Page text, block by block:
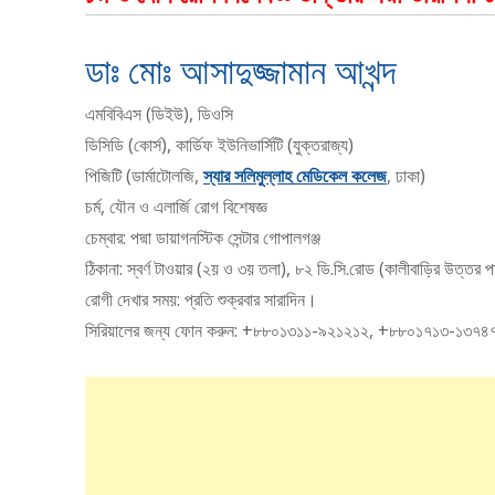
ডাঃ মোঃ আসাদুজ্জামান আখন্দ
এমবিবিএস (ডিইউ), ডিওসি
ডিসিডি (কোর্স), কার্ডিফ ইউনিভার্সিটি (যুক্তরাজ্য)
পিজিটি (ডার্মাটোলজি,স্যার সলিমুল্লাহ মেডিকেল কলেজ, ঢাকা)
চর্ম, যৌন ও এলার্জি রোগ বিশেষজ্ঞ
চেম্বার: পদ্মা ডায়াগনস্টিক সেন্টার গোপালগঞ্জ
ঠিকানা: স্বর্ণ টাওয়ার (২য় ও ৩য় তলা), ৮২ ডি.সি.রোড (কালীবাড়ির উত্তর
রোগী দেখার সময়: প্রতি শুক্রবার সারাদিন।
সিরিয়ালের জন্য ফোন করুন: +৮৮০১৩১১-৯২১২১২, +৮৮০১৭১৩-